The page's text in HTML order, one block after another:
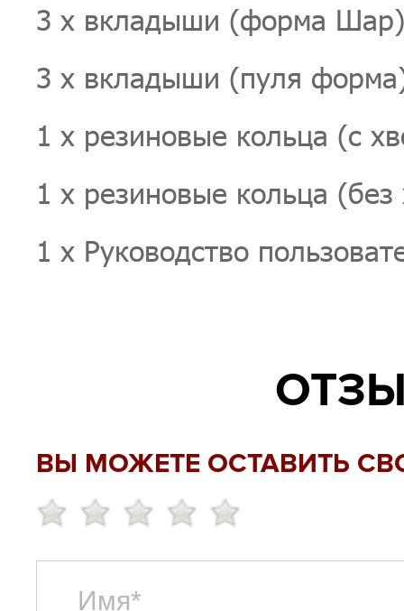
3 х вкладыши (форма
3 х вкладыши (пуля
1 x резиновые кольца (с
1 x резиновые кольца (без
1 х Руководство
ВЫ МОЖЕТЕ ОСТАВИТЬ